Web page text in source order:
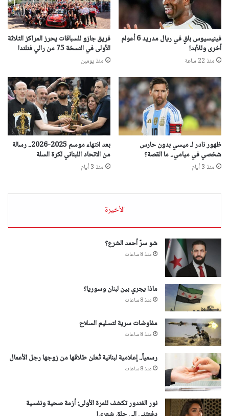
فينيسيوس باقٍ في ريال مدريد 6 أعوام
أخرى وللأبد!
منذ 22 ساعة
فريق جازو للسباقات يحرز المراكز الثلاثة
الأولى في النسخة 75 من رالي فنلندا
منذ يومين
ظهور نادر لـ ميسي بدون حارس
شخصي في ميامي.. ما القصة؟
منذ 3 أيام
بعد انتهاء موسم 2025-2026.. رسالة
من الاتحاد اللبناني لكرة السلة
منذ 3 أيام
الأخيرة
شو سرّ أحمد الشرع؟
منذ 8 ساعات
ماذا يجري بين لبنان وسوريا؟
منذ 8 ساعات
مفاوضات سرية لتسليم السلاح
منذ 8 ساعات
رسمياً.. إعلامية لبنانية تُعلن طلاقها من زوجها رجل الأعمال
منذ 8 ساعات
نور الغندور تكشف للمرة الأولى: أزمة صحية ونفسية